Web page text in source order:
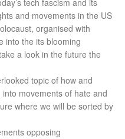
tech fascism and its
and movements in the US
organised with
into the its blooming
a look in the future the
topic of how and
movements of hate and
where we will be sorted by
opposing